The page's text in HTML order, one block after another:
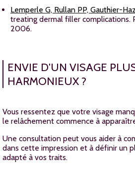
Lemperle G, Rullan PP, Gauthier-
treating dermal filler complications.
2006.
ENVIE D'UN VISAGE
HARMONIEUX ?
Vous ressentez que votre visage
le relâchement commence à
Une consultation peut vous aider à
dans cette impression et à définir un
adapté à vos traits.